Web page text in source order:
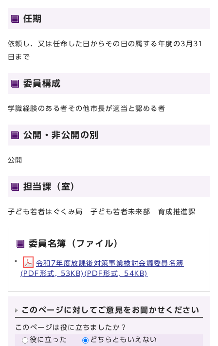
任期
依頼し、又は任命した日からその日の属する年度の3月31
日まで
委員構成
学識経験のある者その他市長が適当と認める者
公開・非公開の別
公開
担当課（室）
子ども若者はぐくみ局 子ども若者未来部 育成推進課
委員名簿（ファイル）
令和7年度放課後対策事業検討会議委員名簿
(PDF形式, 53KB)(PDF形式, 54KB)
このページに対してご意見をお聞かせください
このページは役に立ちましたか？
役に立った
どちらともいえない